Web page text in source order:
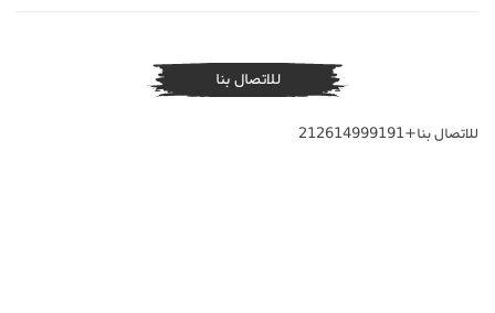
للاتصال بنا
للاتصال بنا+212614999191